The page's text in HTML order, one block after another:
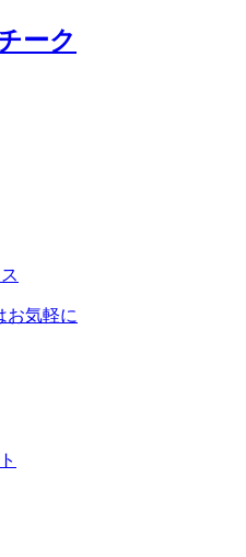
ーク
お気軽に